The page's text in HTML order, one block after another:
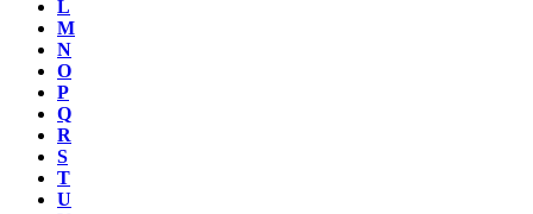
L
M
N
O
P
Q
R
S
T
U